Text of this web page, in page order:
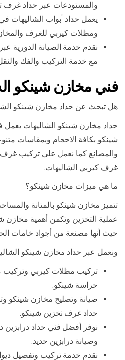
والمستودعات عبر حداد غرف
يعمل حداد أبواب الشاليهات
ومظلات كيربي للغرف
نقدم خدمة الصيانة الدورية عبر
مع خدمة التركيب والفك
فني مخازن شينكو
هل تبحث عن حداد مخازن شينكو
حداد مخازن شينكو الشاليهات
شينكو بكافة الاحجام وبمقاسات
والمصانع كما نعمل على تركيب
غرف كيربي الشاليهات.
ما هي ميزات مخازن شينكو؟
تتميز مخازن شينكو بالمتانة
عملية التخزين وتكمن أهمية مخازن
حيث أنها مصنعة من أجواد خامات
ونعمل عبر حداد مخازن شينكو
تركيب مظلات كيربي
حراسة شينكو.
صيانة وتصليح مخازن شينكو
حداد غرف تخزين شينكو.
نوفر أفضل فني حداد
وصيانة درابزين حديد.
نقدم خدمة تركيب وتفصيل